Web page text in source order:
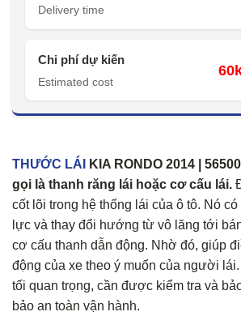
Delivery time
Chi phí dự kiến
Estimated cost
THƯỚC LÁI
KIA RONDO 2014 |
gọi là thanh răng lái hoặc cơ cấu lái.
cốt lõi trong hệ thống lái của ô tô. Nó
lực và thay đổi hướng từ vô lăng tới
cơ cấu thanh dẫn động. Nhờ đó, giúp
động của xe theo ý muốn của người
tối quan trọng, cần được kiểm tra và
bảo an toàn vận hành.